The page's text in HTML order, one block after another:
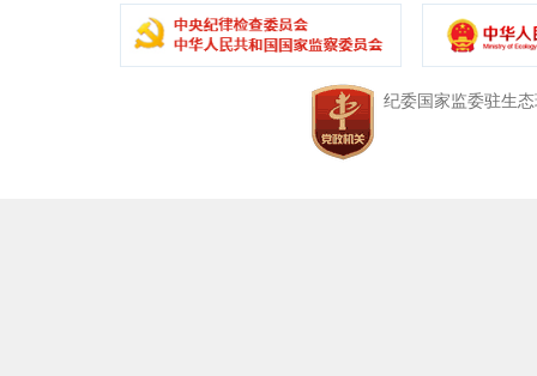
中央纪委国家监委驻生